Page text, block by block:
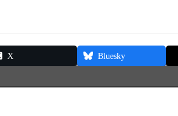
X Bluesky